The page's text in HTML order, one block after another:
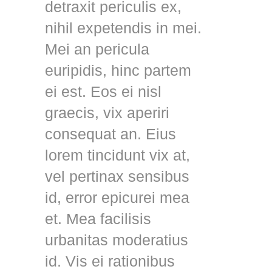
detraxit periculis ex,
nihil expetendis in mei.
Mei an pericula
euripidis, hinc partem
ei est. Eos ei nisl
graecis, vix aperiri
consequat an. Eius
lorem tincidunt vix at,
vel pertinax sensibus
id, error epicurei mea
et. Mea facilisis
urbanitas moderatius
id. Vis ei rationibus